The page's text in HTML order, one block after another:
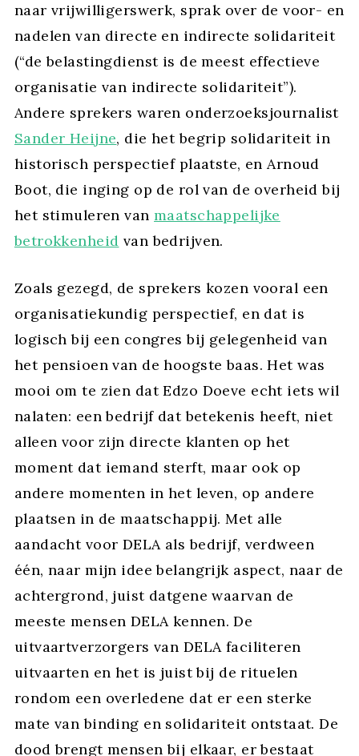
naar vrijwilligerswerk, sprak over de voor- en
nadelen van directe en indirecte solidariteit
(“de belastingdienst is de meest effectieve
organisatie van indirecte solidariteit”).
Andere sprekers waren onderzoeksjournalist
Sander Heijne, die het begrip solidariteit in
historisch perspectief plaatste, en Arnoud
Boot, die inging op de rol van de overheid bij
het stimuleren vanmaatschappelijke
betrokkenheid van bedrijven.
Zoals gezegd, de sprekers kozen vooral een
organisatiekundig perspectief, en dat is
logisch bij een congres bij gelegenheid van
het pensioen van de hoogste baas. Het was
mooi om te zien dat Edzo Doeve echt iets wil
nalaten: een bedrijf dat betekenis heeft, niet
alleen voor zijn directe klanten op het
moment dat iemand sterft, maar ook op
andere momenten in het leven, op andere
plaatsen in de maatschappij. Met alle
aandacht voor DELA als bedrijf, verdween
één, naar mijn idee belangrijk aspect, naar de
achtergrond, juist datgene waarvan de
meeste mensen DELA kennen. De
uitvaartverzorgers van DELA faciliteren
uitvaarten en het is juist bij de rituelen
rondom een overledene dat er een sterke
mate van binding en solidariteit ontstaat. De
dood brengt mensen bij elkaar, er bestaat